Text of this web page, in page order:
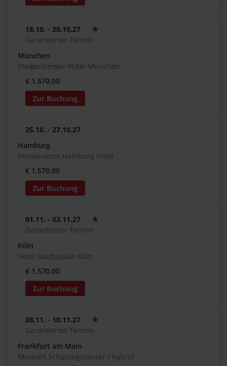
18.10. - 20.10.27
Garantierter Termin
München
Steigenberger Hotel München
€ 1.570,00
25.10. - 27.10.27
Hamburg
Renaissance Hamburg Hotel
€ 1.570,00
01.11. - 03.11.27
Garantierter Termin
Köln
Hotel Stadtpalais Köln
€ 1.570,00
08.11. - 10.11.27
Garantierter Termin
Frankfurt am Main
Maxpert Schulungscenter / hybrid